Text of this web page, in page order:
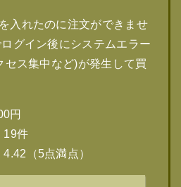
入れたのに注文ができませ
グイン後にシステムエラー
ス集中など)が発生して買
円
19件
（5点満点）